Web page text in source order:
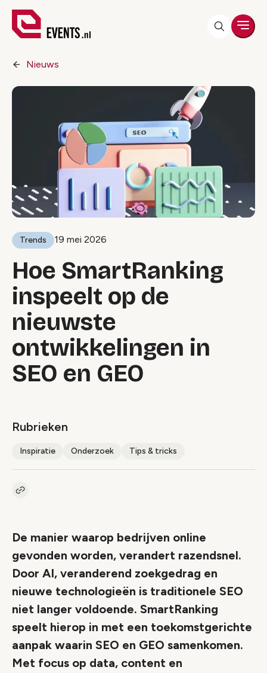
Nieuws
Trends 19 mei 2026
Hoe SmartRanking
inspeelt op de
nieuwste
ontwikkelingen in
SEO en GEO
Rubrieken
Inspiratie Onderzoek Tips & tricks
Kopieer link naar artikel
De manier waarop bedrijven online
gevonden worden, verandert razendsnel.
Door AI, veranderend zoekgedrag en
nieuwe technologieën is traditionele SEO
niet langer voldoende. SmartRanking
speelt hierop in met een toekomstgerichte
aanpak waarin SEO en GEO samenkomen.
Met focus op data, content en